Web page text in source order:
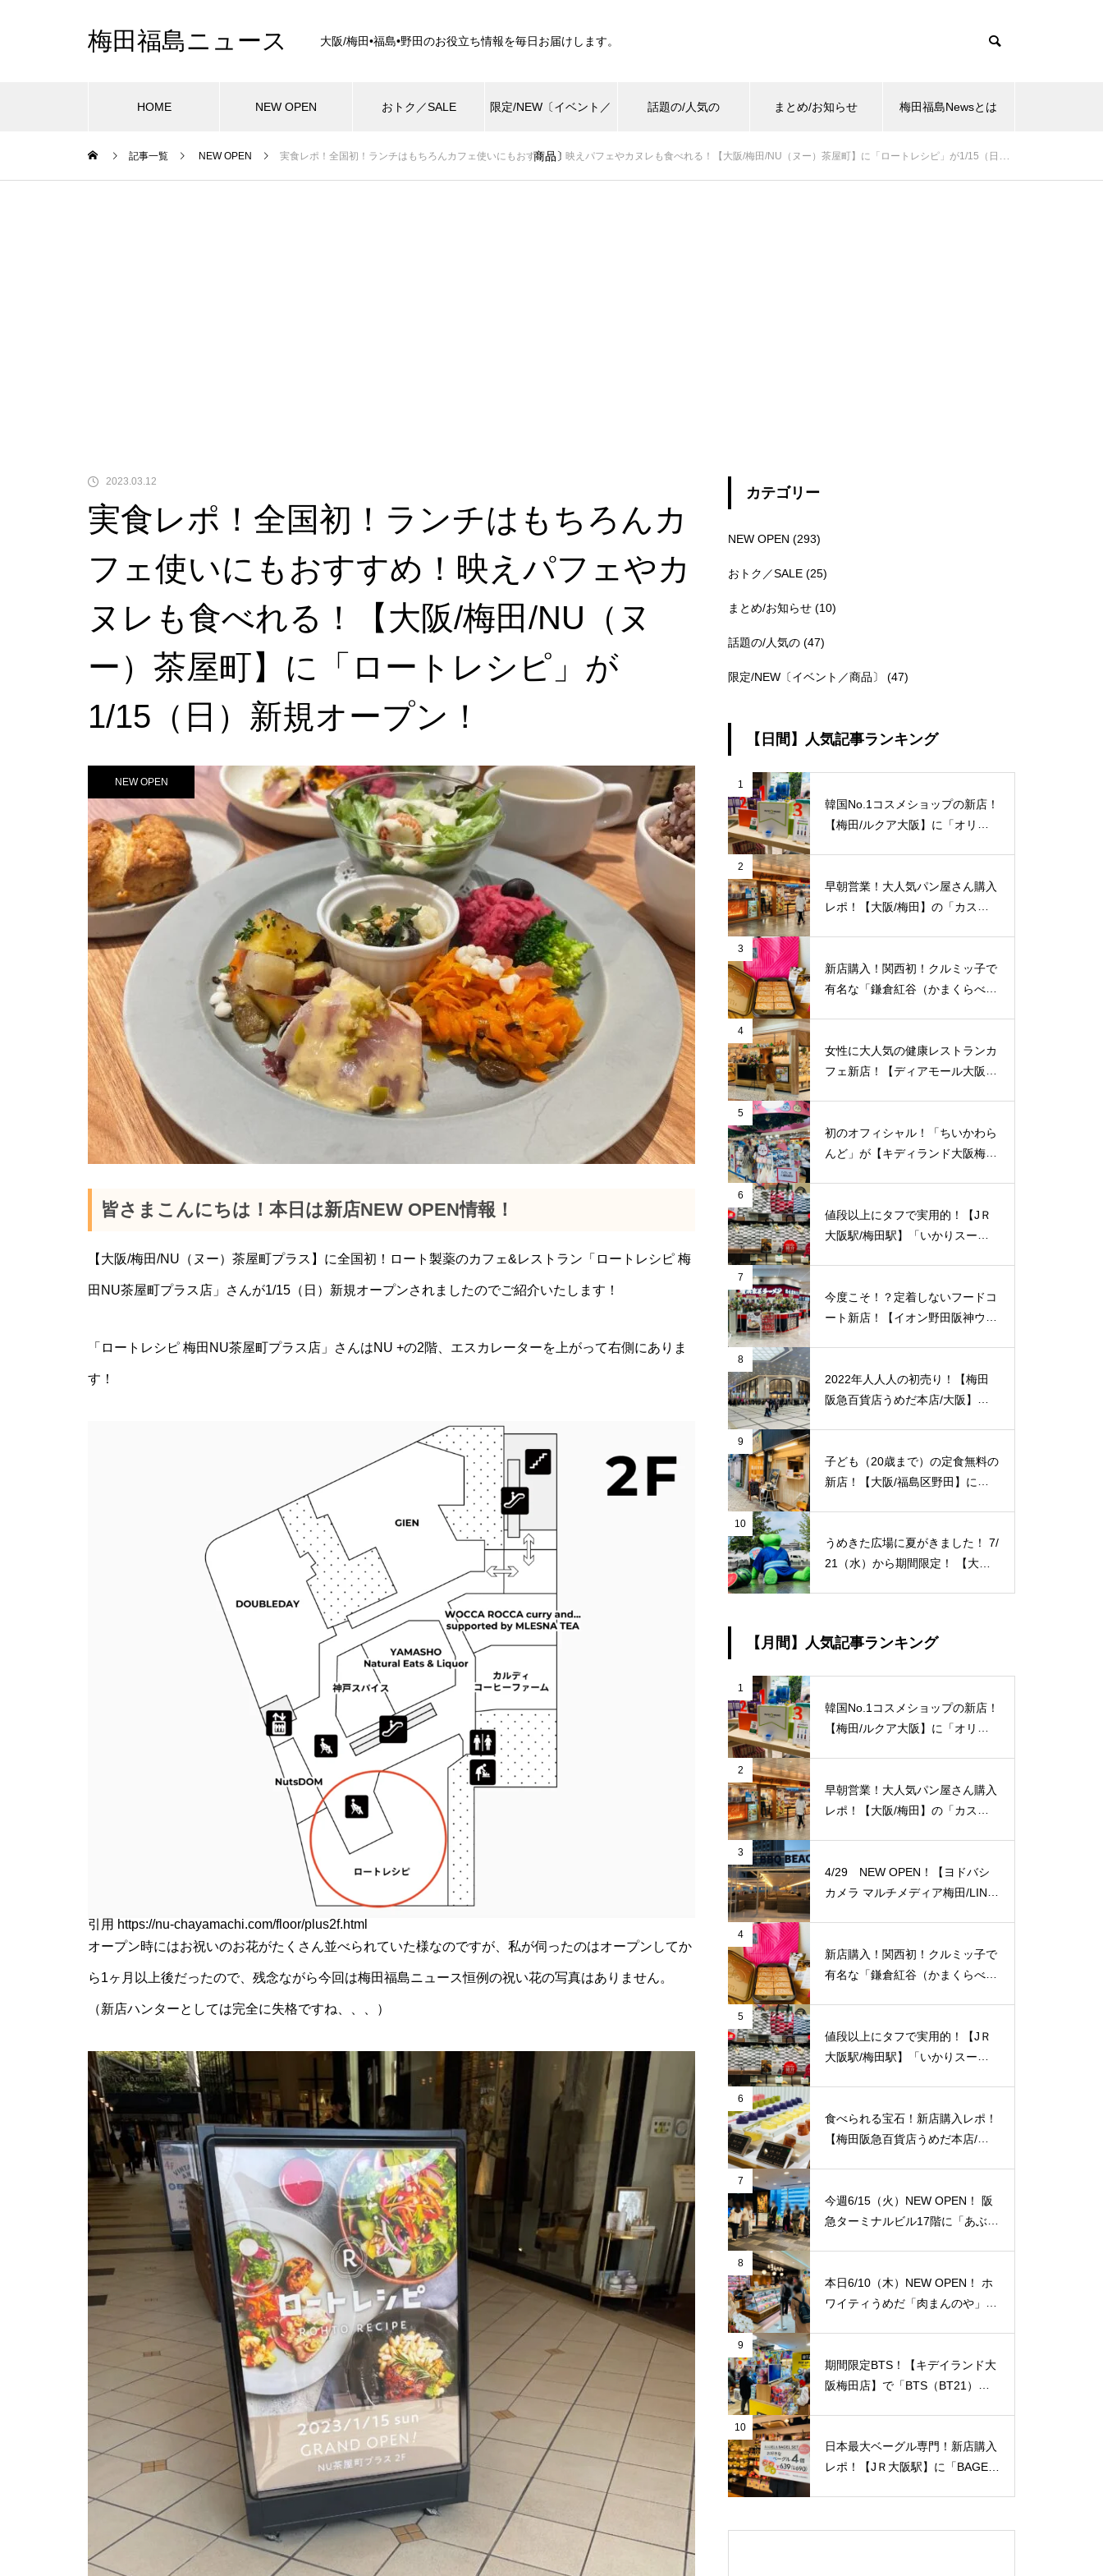
梅田福島ニュース 大阪/梅田•福島•野田のお役立ち情報を毎日お届けします。
HOME NEW OPEN おトク／SALE 限定/NEW〔イベント／
商品〕
話題の/人気の まとめ/お知らせ 梅田福島Newsとは
記事一覧 NEW OPEN 実食レポ！全国初！ランチはもちろんカフェ使いにもおすすめ！映えパフェやカヌレも食べれる！【大阪/梅田/NU（ヌー）茶屋町】に「ロートレシピ」が1/15（日）新規オープン！
2023.03.12
実食レポ！全国初！ランチはもちろんカ
フェ使いにもおすすめ！映えパフェやカ
ヌレも食べれる！【大阪/梅田/NU（ヌ
ー）茶屋町】に「ロートレシピ」が
1/15（日）新規オープン！
NEW OPEN
皆さまこんにちは！本日は新店NEW OPEN情報！
【大阪/梅田/NU（ヌー）茶屋町プラス】に全国初！ロート製薬のカフェ&レストラン「ロートレシピ 梅
田NU茶屋町プラス店」さんが1/15（日）新規オープンされましたのでご紹介いたします！
「ロートレシピ 梅田NU茶屋町プラス店」さんはNU +の2階、エスカレーターを上がって右側にありま
す！
引用 https://nu-chayamachi.com/floor/plus2f.html
オープン時にはお祝いのお花がたくさん並べられていた様なのですが、私が伺ったのはオープンしてか
ら1ヶ月以上後だったので、残念ながら今回は梅田福島ニュース恒例の祝い花の写真はありません。
（新店ハンターとしては完全に失格ですね、、、）
カテゴリー
NEW OPEN (293)
おトク／SALE (25)
まとめ/お知らせ (10)
話題の/人気の (47)
限定/NEW〔イベント／商品〕 (47)
【日間】人気記事ランキング
1
韓国No.1コスメショップの新店！
【梅田/ルクア大阪】に「オリー
2
早朝営業！大人気パン屋さん購入
レポ！【大阪/梅田】の「カスカ
3
新店購入！関西初！クルミッ子で
有名な「鎌倉紅谷（かまくらべに
ン！
4
女性に大人気の健康レストランカ
フェ新店！【ディアモール大阪/
（金）新規オープン！
5
初のオフィシャル！「ちいかわら
んど」が【キディランド大阪梅田
6
値段以上にタフで実用的！【JＲ
大阪駅/梅田駅】「いかりスーパ
はここだけ！
7
今度こそ！？定着しないフードコ
ート新店！【イオン野田阪神ウイ
（木）新規オープン！
8
2022年人人人の初売り！【梅田
阪急百貨店うめだ本店/大阪】で
9
子ども（20歳まで）の定食無料の
新店！【大阪/福島区野田】に牡
ン！
10
うめきた広場に夏がきました！ 7/
21（水）から期間限定！ 【大阪/
浴衣・団扇・スイカによる装飾、
【月間】人気記事ランキング
1
韓国No.1コスメショップの新店！
【梅田/ルクア大阪】に「オリー
2
早朝営業！大人気パン屋さん購入
レポ！【大阪/梅田】の「カスカ
3
4/29 NEW OPEN！【ヨドバシ
カメラ マルチメディア梅田/LINK
キュービーチ）がオープン！【J
Ｒ大阪駅/梅田駅】
4
新店購入！関西初！クルミッ子で
有名な「鎌倉紅谷（かまくらべに
ン！
5
値段以上にタフで実用的！【JＲ
大阪駅/梅田駅】「いかりスーパ
はここだけ！
6
食べられる宝石！新店購入レポ！
【梅田阪急百貨店うめだ本店/大
7
今週6/15（火）NEW OPEN！ 阪
急ターミナルビル17階に「あぶり
産牛焼肉食べ放題！ 「阪急トッ
プビアガーデン」のビルです。1
8
本日6/10（木）NEW OPEN！ ホ
ワイティうめだ「肉まんのや」が
切り100g/75円！ 私が知る限り
地域最安値と思います！【JＲ大
9
期間限定BTS！【キデイランド大
阪梅田店】で「BTS（BT21）」
10
日本最大ベーグル専門！新店購入
レポ！【JＲ大阪駅】に「BAGEL
HOP」が1/7（金）新規オープ